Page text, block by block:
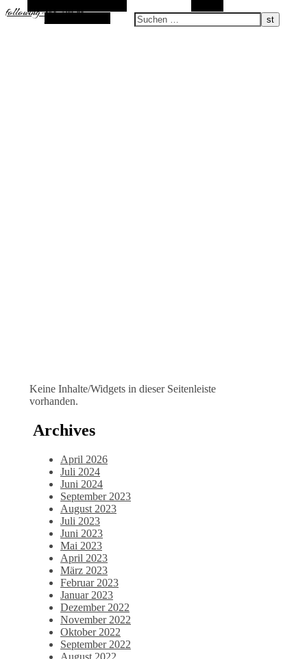
following-the-sun.de
Zufallsauswahl
Keine Inhalte/Widgets in dieser Seitenleiste
vorhanden.
Archives
April 2026
Juli 2024
Juni 2024
September 2023
August 2023
Juli 2023
Juni 2023
Mai 2023
April 2023
März 2023
Februar 2023
Januar 2023
Dezember 2022
November 2022
Oktober 2022
September 2022
August 2022